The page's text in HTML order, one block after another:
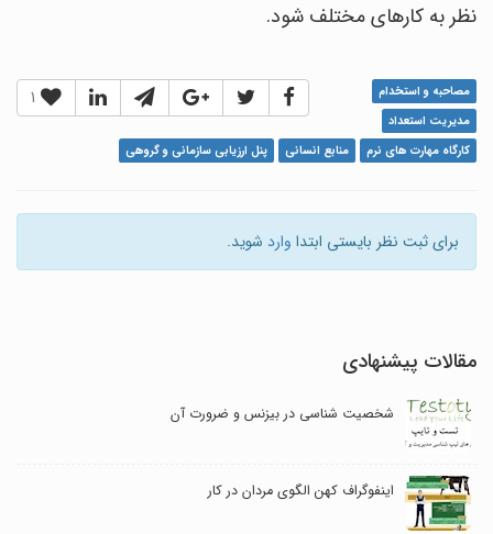
نظر به کارهای مختلف شود.
1
مصاحبه و استخدام
مدیریت استعداد
کارگاه مهارت های نرم
منابع انسانی پنل ارزیابی سازمانی و گروهی
برای ثبت نظر بایستی ابتدا وارد شوید.
مقالات پیشنهادی
شخصیت شناسی در بیزنس و ضرورت آن
اینفوگراف کهن الگوی مردان در کار